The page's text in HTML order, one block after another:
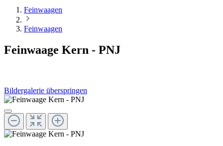
Feinwaagen
Feinwaagen
Feinwaage Kern - PNJ
Bildergalerie überspringen